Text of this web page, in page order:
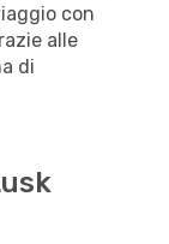
con
alle
di